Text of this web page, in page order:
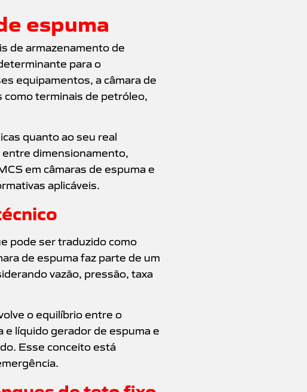
espuma
de armazenamento de
para o
equipamentos, a câmara de
como terminais de petróleo,
quanto ao seu real
entre dimensionamento,
em câmaras de espuma e
aplicáveis.
pode ser traduzido como
de espuma faz parte de um
vazão, pressão, taxa
o equilíbrio entre o
e líquido gerador de espuma e
Esse conceito está